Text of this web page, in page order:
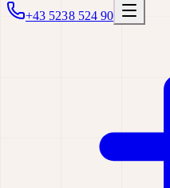
+43 5238 524 90